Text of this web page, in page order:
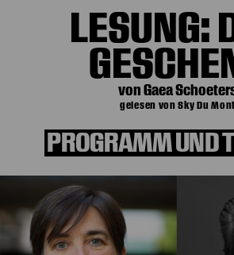
LESUNG:
von Gaea
gelesen von Sky Du Mont
PROGRAMM UND